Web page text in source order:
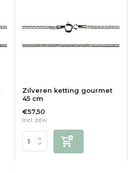
Zilveren ketting gourmet
45 cm
€57,50
Incl. btw